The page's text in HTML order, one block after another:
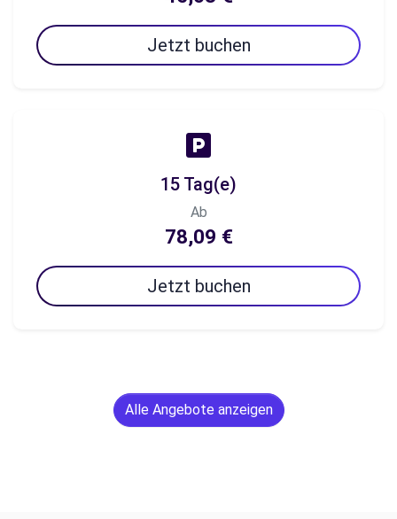
Jetzt buchen
15 Tag(e)
Ab
78,09 €
Jetzt buchen
Alle Angebote anzeigen